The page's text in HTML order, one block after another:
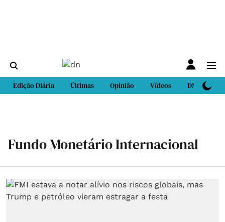
Edição Diária Últimas Opinião Vídeos DN Sport
Fundo Monetário Internacional